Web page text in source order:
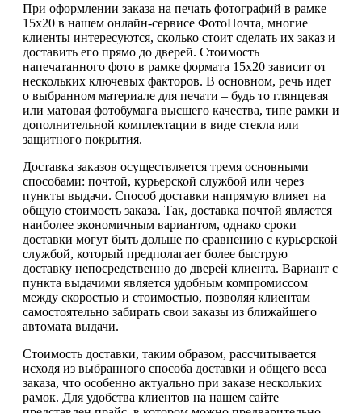
При оформлении заказа на печать фотографий в рамке
15х20 в нашем онлайн-сервисе ФотоПочта, многие
клиенты интересуются, сколько стоит сделать их заказ и
доставить его прямо до дверей. Стоимость
напечатанного фото в рамке формата 15х20 зависит от
нескольких ключевых факторов. В основном, речь идет
о выбранном материале для печати – будь то глянцевая
или матовая фотобумага высшего качества, типе рамки и
дополнительной комплектации в виде стекла или
защитного покрытия.
Доставка заказов осуществляется тремя основными
способами: почтой, курьерской службой или через
пункты выдачи. Способ доставки напрямую влияет на
общую стоимость заказа. Так, доставка почтой является
наиболее экономичным вариантом, однако сроки
доставки могут быть дольше по сравнению с курьерской
службой, который предполагает более быструю
доставку непосредственно до дверей клиента. Вариант с
пункта выдачими является удобным компромиссом
между скоростью и стоимостью, позволяя клиентам
самостоятельно забирать свои заказы из ближайшего
автомата выдачи.
Стоимость доставки, таким образом, рассчитывается
исходя из выбранного способа доставки и общего веса
заказа, что особенно актуально при заказе нескольких
рамок. Для удобства клиентов на нашем сайте